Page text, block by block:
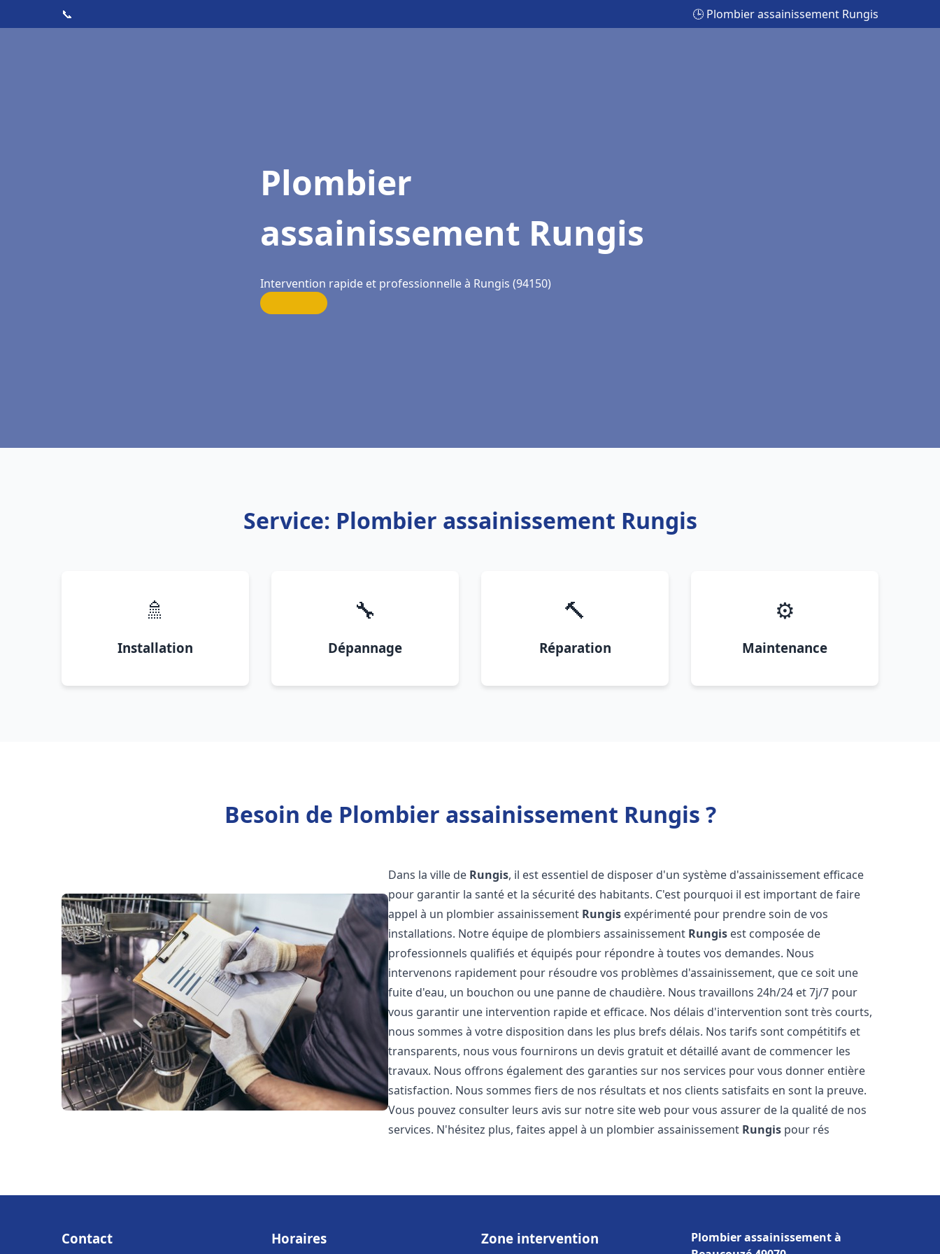
📞 🕒 Plombier assainissement Rungis
Plombier
assainissement Rungis
Intervention rapide et professionnelle à Rungis (94150)
Service: Plombier assainissement Rungis
🚿
Installation
🔧
Dépannage
🔨
Réparation
⚙️
Maintenance
Besoin de Plombier assainissement Rungis ?
Dans la ville de Rungis, il est essentiel de disposer d'un système d'assainissement efficace
pour garantir la santé et la sécurité des habitants. C'est pourquoi il est important de faire
appel à un plombier assainissement Rungis expérimenté pour prendre soin de vos
installations. Notre équipe de plombiers assainissement Rungis est composée de
professionnels qualifiés et équipés pour répondre à toutes vos demandes. Nous
intervenons rapidement pour résoudre vos problèmes d'assainissement, que ce soit une
fuite d'eau, un bouchon ou une panne de chaudière. Nous travaillons 24h/24 et 7j/7 pour
vous garantir une intervention rapide et efficace. Nos délais d'intervention sont très courts,
nous sommes à votre disposition dans les plus brefs délais. Nos tarifs sont compétitifs et
transparents, nous vous fournirons un devis gratuit et détaillé avant de commencer les
travaux. Nous offrons également des garanties sur nos services pour vous donner entière
satisfaction. Nous sommes fiers de nos résultats et nos clients satisfaits en sont la preuve.
Vous pouvez consulter leurs avis sur notre site web pour vous assurer de la qualité de nos
services. N'hésitez plus, faites appel à un plombier assainissement Rungis pour rés
Contact Horaires Zone intervention
Plombier assainissement à